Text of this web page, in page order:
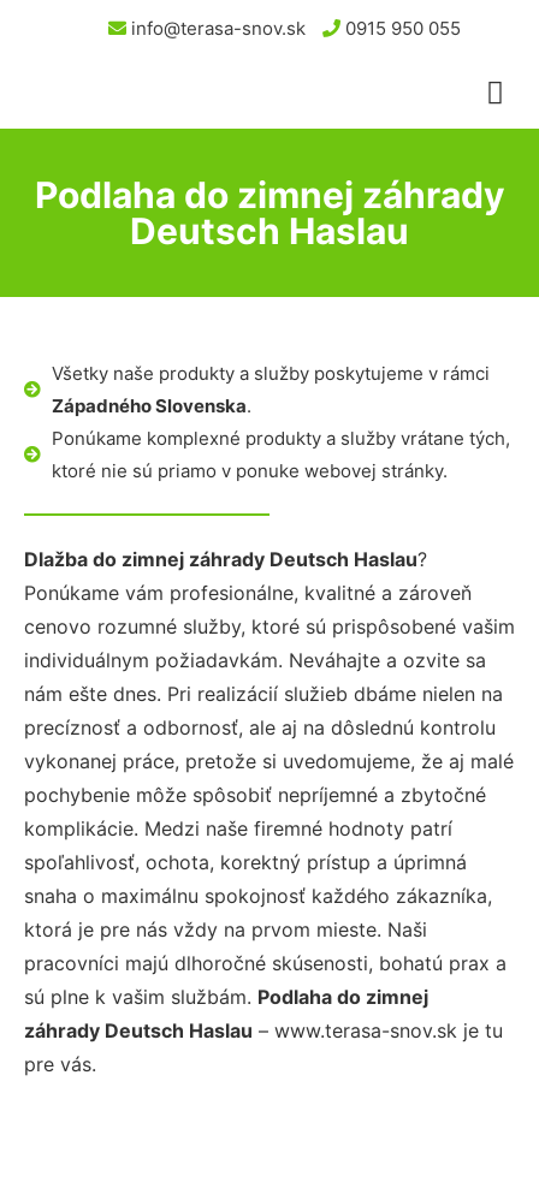
info@terasa-snov.sk 0915 950 055
Podlaha do zimnej záhrady
Deutsch Haslau
Všetky naše produkty a služby poskytujeme v rámci
Západného Slovenska.
Ponúkame komplexné produkty a služby vrátane tých,
ktoré nie sú priamo v ponuke webovej stránky.
Dlažba do zimnej záhrady Deutsch Haslau?
Ponúkame vám profesionálne, kvalitné a zároveň
cenovo rozumné služby, ktoré sú prispôsobené vašim
individuálnym požiadavkám. Neváhajte a ozvite sa
nám ešte dnes. Pri realizácií služieb dbáme nielen na
precíznosť a odbornosť, ale aj na dôslednú kontrolu
vykonanej práce, pretože si uvedomujeme, že aj malé
pochybenie môže spôsobiť nepríjemné a zbytočné
komplikácie. Medzi naše firemné hodnoty patrí
spoľahlivosť, ochota, korektný prístup a úprimná
snaha o maximálnu spokojnosť každého zákazníka,
ktorá je pre nás vždy na prvom mieste. Naši
pracovníci majú dlhoročné skúsenosti, bohatú prax a
sú plne k vašim službám. Podlaha do zimnej
záhrady Deutsch Haslau – www.terasa-snov.sk je tu
pre vás.